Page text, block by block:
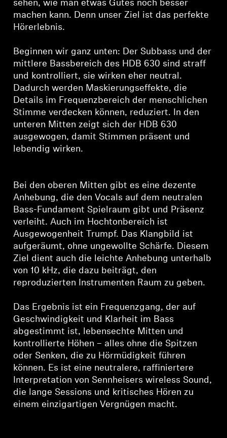
sehen, wie man etwas Gutes noch besser
machen kann. Denn unser Ziel ist das perfekte
Hörerlebnis.
Beginnen wir ganz unten: Der Subbass und der
mittlere Bassbereich des HDB 630 sind straff
und kontrolliert, sie wirken eher neutral.
Dadurch werden Maskierungseffekte, die
Details im Frequenzbereich der menschlichen
Stimme verdecken können, reduziert. In den
unteren Mitten zeigt sich der HDB 630
ausgewogen, damit Stimmen präsent und
lebendig wirken.
Bei den oberen Mitten gibt es eine dezente
Anhebung, die den Vocals auf dem neutralen
Bass-Fundament Spielraum gibt und Präsenz
verleiht. Auch im Hochtonbereich ist
Ausgewogenheit Trumpf. Das Klangbild ist
aufgeräumt, ohne ungewollte Schärfe. Diesem
Ziel dient auch die leichte Anhebung unterhalb
von 10 kHz, die dazu beiträgt, den
reproduzierten Instrumenten Raum zu geben.
Das Ergebnis ist ein Frequenzgang, der auf
Geschwindigkeit und Klarheit im Bass
abgestimmt ist, lebensechte Mitten und
kontrollierte Höhen – alles ohne die Spitzen
oder Senken, die zu Hörmüdigkeit führen
können. Es ist eine neutralere, raffiniertere
Interpretation von Sennheisers wireless Sound,
die lange Sessions und kritisches Hören zu
einem einzigartigen Vergnügen macht.